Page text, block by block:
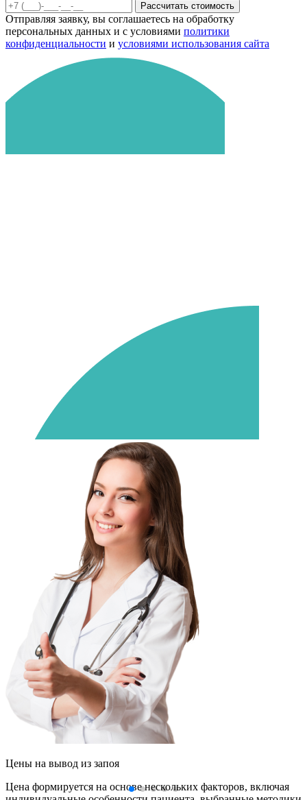
Рассчитать стоимость
Отправляя заявку, вы соглашаетесь на обработку
персональных данных и с условиями политики
конфиденциальности и условиями использования сайта
Цены на вывод из запоя
Цена формируется на основе нескольких факторов, включая